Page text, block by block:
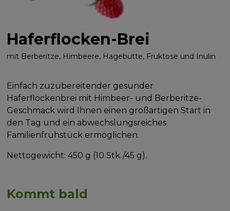
Haferflocken-Brei
mit Berberitze, Himbeere, Hagebutte, Fruktose und Inulin
Einfach zuzubereitender gesunder
Haferflockenbrei mit Himbeer- und Berberitze-
Geschmack wird Ihnen einen großartigen Start in
den Tag und ein abwechslungsreiches
Familienfrühstück ermöglichen.
Nettogewicht: 450 g (10 Stk./45 g).
Kommt bald